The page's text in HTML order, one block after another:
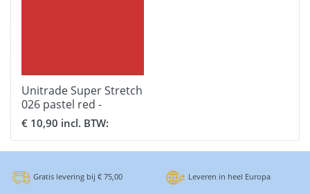
Unitrade Super Stretch
026 pastel red -
breedte 51 cm.
€ 10,90 incl. BTW:
Gratis levering bij € 75,00 Leveren in heel Europa